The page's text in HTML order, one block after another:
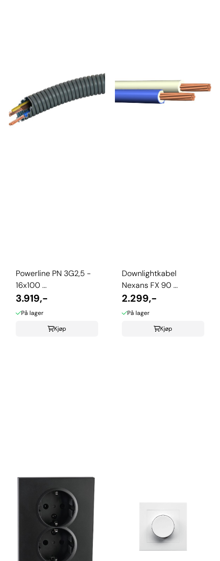
Powerline PN 3G2,5 -
16x100 ...
3.919,-
På lager
Kjøp
Downlightkabel
Nexans FX 90 ...
2.299,-
På lager
Kjøp